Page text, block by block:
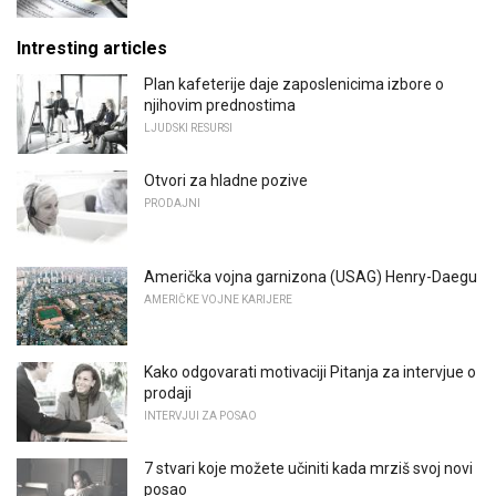
Intresting articles
Plan kafeterije daje zaposlenicima izbore o
njihovim prednostima
LJUDSKI RESURSI
Otvori za hladne pozive
PRODAJNI
Američka vojna garnizona (USAG) Henry-Daegu
AMERIČKE VOJNE KARIJERE
Kako odgovarati motivaciji Pitanja za intervjue o
prodaji
INTERVJUI ZA POSAO
7 stvari koje možete učiniti kada mrziš svoj novi
posao